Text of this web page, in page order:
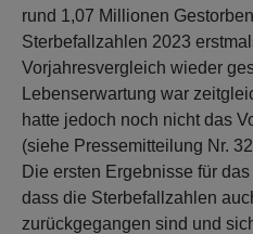
rund 1,07 Millionen
Sterbefallzahlen 2023
Vorjahresvergleich wieder
Lebenserwartung war
hatte jedoch noch nicht das
(siehe Pressemitteilung Nr.
Die ersten Ergebnisse für
dass die Sterbefallzahlen
zurückgegangen sind und